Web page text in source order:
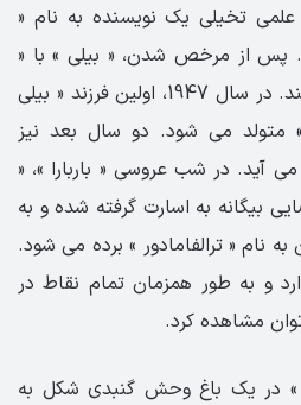
علمی تخیلی یک نویسنده به نام «
پس از مرخص شدن، « بیلی » با «
والنسیا مربل » ازدواج می کند. در سال 1947، اولین فرزند « بیلی
» متولد می شود. دو سال بعد نیز
می آید. در شب عروسی « باربارا »، «
بیگانه به اسارت گرفته شده و به
نام « ترالفامادور » برده می شود.
و به طور همزمان تمام نقاط در
مشاهده کرد.
» در یک باغ وحش گنبدی شکل به